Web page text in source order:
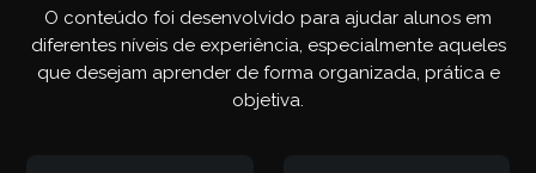
O conteúdo foi desenvolvido para ajudar alunos em
diferentes níveis de experiência, especialmente aqueles
que desejam aprender de forma organizada, prática e
objetiva.